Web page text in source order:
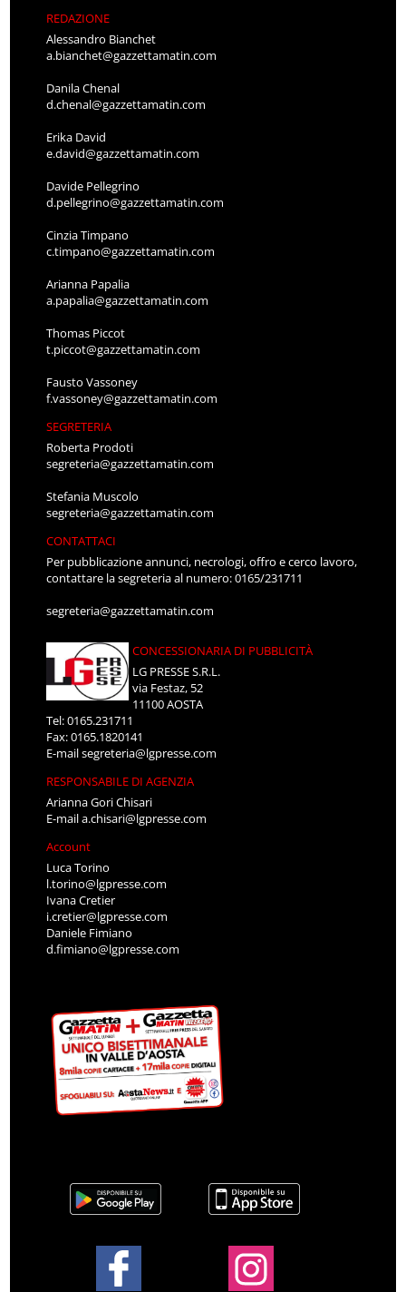
REDAZIONE
Alessandro Bianchet
a.bianchet@gazzettamatin.com
Danila Chenal
d.chenal@gazzettamatin.com
Erika David
e.david@gazzettamatin.com
Davide Pellegrino
d.pellegrino@gazzettamatin.com
Cinzia Timpano
c.timpano@gazzettamatin.com
Arianna Papalia
a.papalia@gazzettamatin.com
Thomas Piccot
t.piccot@gazzettamatin.com
Fausto Vassoney
f.vassoney@gazzettamatin.com
SEGRETERIA
Roberta Prodoti
segreteria@gazzettamatin.com
Stefania Muscolo
segreteria@gazzettamatin.com
CONTATTACI
Per pubblicazione annunci, necrologi, offro e cerco lavoro,
contattare la segreteria al numero: 0165/231711
segreteria@gazzettamatin.com
CONCESSIONARIA DI PUBBLICITÀ
LG PRESSE S.R.L.
via Festaz, 52
11100 AOSTA
Tel: 0165.231711
Fax: 0165.1820141
E-mailsegreteria@lgpresse.com
RESPONSABILE DI AGENZIA
Arianna Gori Chisari
E-maila.chisari@lgpresse.com
Account
Luca Torino
l.torino@lgpresse.com
Ivana Cretier
i.cretier@lgpresse.com
Daniele Fimiano
d.fimiano@lgpresse.com